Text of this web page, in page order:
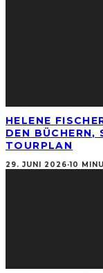
HELENE
DEN BÜCHERN,
TOURPLAN
29. JUNI 2026·10